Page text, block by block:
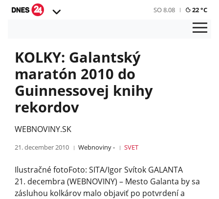
SO 8.08 22 °C
KOLKY: Galantský
maratón 2010 do
Guinnessovej knihy
rekordov
WEBNOVINY.SK
21. december 2010 Webnoviny - SVET
Ilustračné fotoFoto: SITA/Igor Svítok GALANTA
21. decembra (WEBNOVINY) – Mesto Galanta by sa
zásluhou kolkárov malo objaviť po potvrdení a